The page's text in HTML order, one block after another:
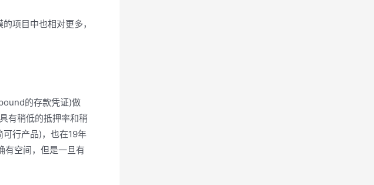
项目中也相对更多，
的存款凭证)做
有稍低的抵押率和稍
行产品)，也在19年
有空间，但是一旦有